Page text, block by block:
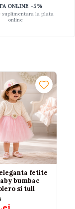
ONLINE -5%
suplimentara la plata
online
fetite
bumbac
si tull